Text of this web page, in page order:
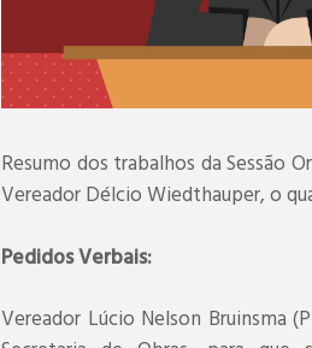
Resumo dos trabalhos da Sessão
Vereador Délcio Wiedthauper, o
Pedidos Verbais:
Vereador Lúcio Nelson Bruinsma